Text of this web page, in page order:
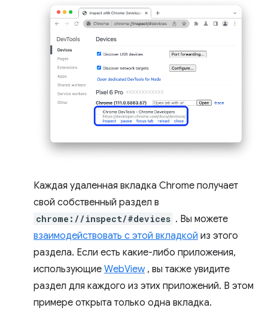
Каждая удаленная вкладка Chrome получает
свой собственный раздел в
chrome://inspect/#devices . Вы можете
взаимодействовать с этой вкладкой из этого
раздела. Если есть какие-либо приложения,
использующие WebView, вы также увидите
раздел для каждого из этих приложений. В этом
примере открыта только одна вкладка.